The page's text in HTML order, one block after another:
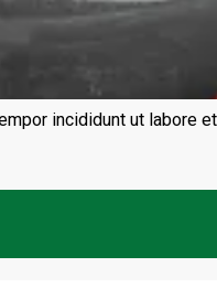
incididunt ut labore